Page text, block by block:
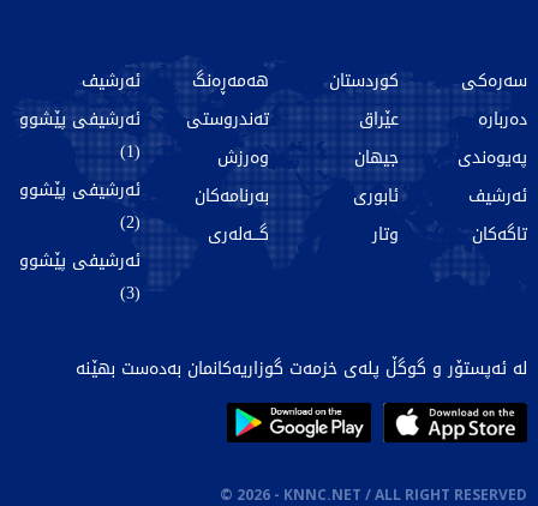
سەرەکی
دەربارە
پەیوەندی
ئەرشیف
تاگەکان
کوردستان
عێراق
جیهان
ئابوری
وتار
هەمەڕەنگ
تەندروستی
وەرزش
بەرنامەکان
گـــەلەری
ئەرشیف
ئەرشیفی پێشوو
(1)
ئەرشیفی پێشوو
(2)
ئەرشیفی پێشوو
(3)
لە ئەپستۆر و گوگڵ پلەی خزمەت گوزاریەکانمان بەدەست بهێنە
© 2026 - KNNC.NET / ALL RIGHT RESERVED